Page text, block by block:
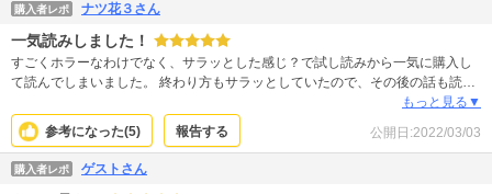
購入者レポ ナツ花３さん
一気読みしました！
すごくホラーなわけでなく、サラッとした感じ？で試し読みから一気に購入し
て読んでしまいました。 終わり方もサラッとしていたので、その後の話も読ん
もっと見る▼
参考になった(5) 報告する 公開日:2022/03/03
購入者レポ ゲストさん